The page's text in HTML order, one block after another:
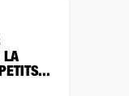
LA